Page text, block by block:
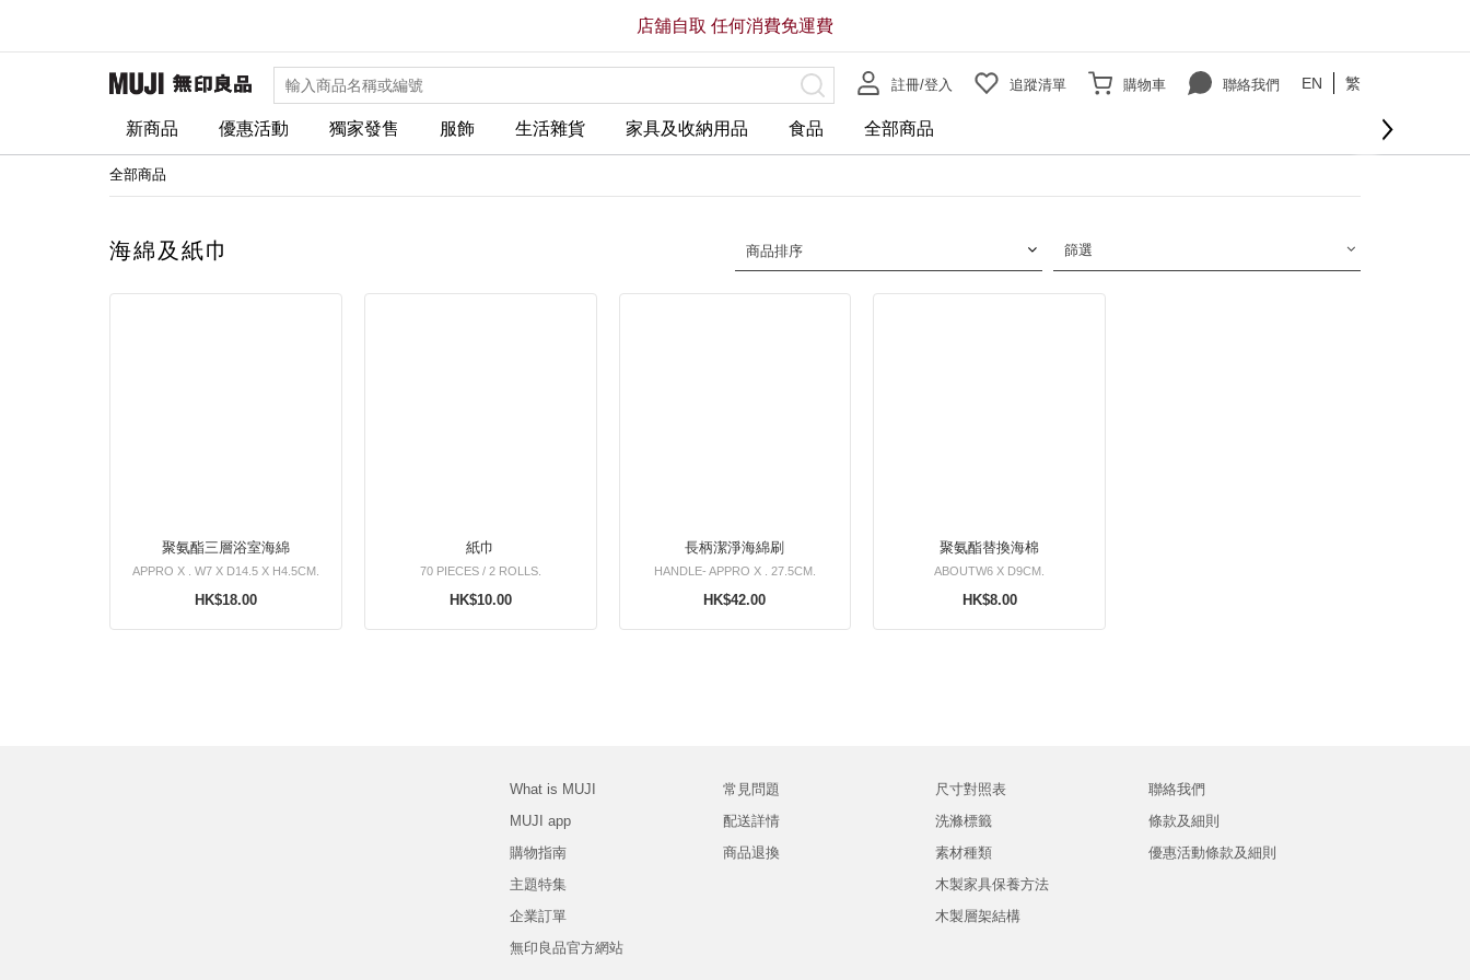
註冊/登入 追蹤清單 購物車 聯絡我們 EN 繁
新商品 優惠活動 獨家發售 服飾 生活雜貨 家具及收納用品 食品 全部商品
店舖自取 任何消費免運費
全部商品
海綿及紙巾 商品排序 篩選
聚氨酯三層浴室海綿
APPRO X . W7 X D14.5 X H4.5CM.
HK$18.00
紙巾
70 PIECES / 2 ROLLS.
HK$10.00
長柄潔淨海綿刷
HANDLE- APPRO X . 27.5CM.
HK$42.00
聚氨酯替換海棉
ABOUTW6 X D9CM.
HK$8.00
What is MUJI
MUJI app
購物指南
主題特集
企業訂單
無印良品官方網站
常見問題
配送詳情
商品退換
尺寸對照表
洗滌標籤
素材種類
木製家具保養方法
木製層架結構
聯絡我們
條款及細則
優惠活動條款及細則